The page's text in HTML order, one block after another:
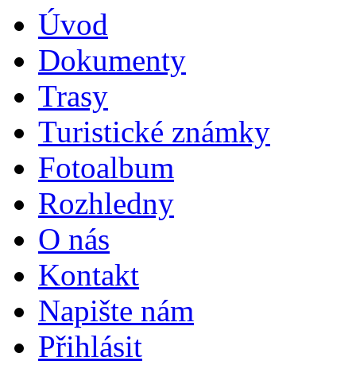
Úvod
Dokumenty
Trasy
Turistické známky
Fotoalbum
Rozhledny
O nás
Kontakt
Napište nám
Přihlásit